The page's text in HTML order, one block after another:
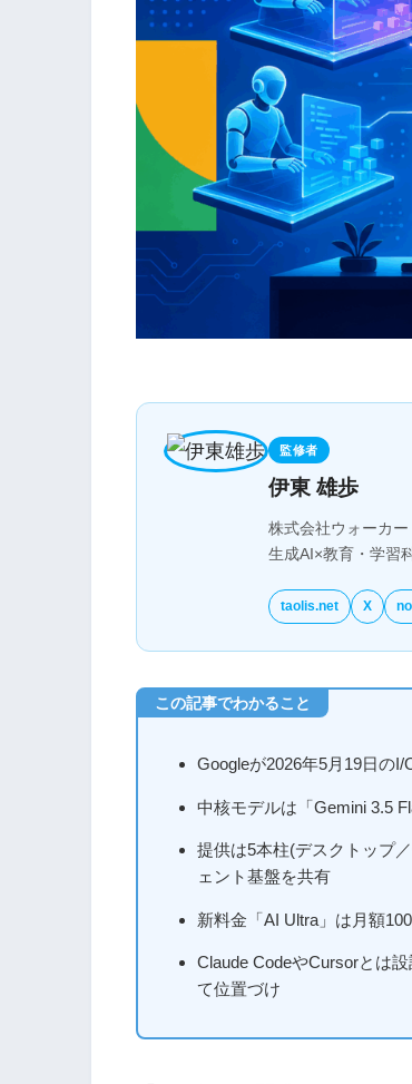
監修者
伊東 雄歩
株式会社ウォーカ
生成AI×教育・学習
taolis.net X
Googleが2026年5月19日の
中核モデルは「Gemini 3.5
提供は5本柱(デスクトップ
ェント基盤を共有
新料金「AI Ultra」は月額
Claude CodeやCursorとは
て位置づけ